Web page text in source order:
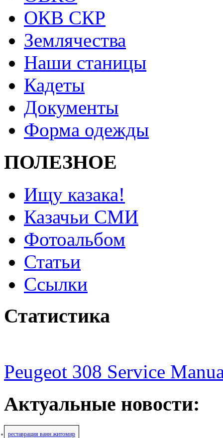
ОКВ СКР
Землячества
Наши станицы
Кадеты
Документы
Форма одежды
ПОЛЕЗНОЕ
Ищу казака!
Казачьи СМИ
Фотоальбом
Статьи
Ссылки
Статистика
Peugeot 308 Service
Актуальные новости:
реставрация ванн житомир